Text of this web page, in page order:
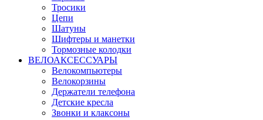
Тросики
Цепи
Шатуны
Шифтеры и манетки
Тормозные колодки
ВЕЛОАКСЕССУАРЫ
Велокомпьютеры
Велокорзины
Держатели телефона
Детские кресла
Звонки и клаксоны